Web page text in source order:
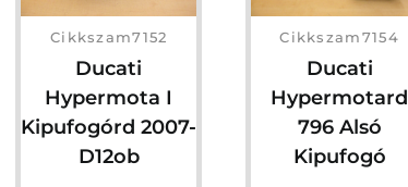
Cikkszam7152
Ducati
Hypermota I
Kipufogórd 2007-
D12ob
Cikkszam7154
Ducati
Hypermotard
796 Alsó
Kipufogó